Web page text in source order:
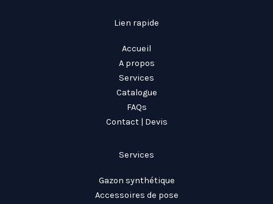
Lien rapide
Accueil
A propos
Services
Catalogue
FAQs
Contact | Devis
Services
Gazon synthétique
Accessoires de pose